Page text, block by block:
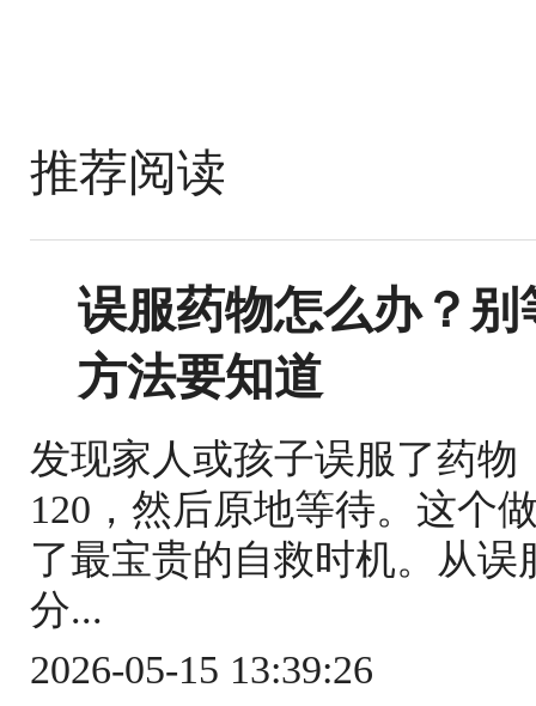
推荐阅读
误服药物怎么办？
方法要知道
发现家人或孩子误服了药
120，然后原地等待。这个
了最宝贵的自救时机。从
分...
2026-05-15 13:39:26